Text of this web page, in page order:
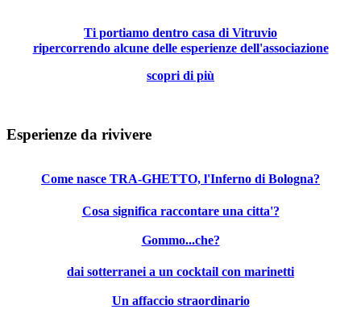
Ti portiamo dentro casa di Vitruvio
ripercorrendo alcune delle esperienze dell'associazione
scopri di più
Esperienze da rivivere
Come nasce TRA-GHETTO, l'Inferno di Bologna?
Cosa significa raccontare una citta'?
Gommo...che?
dai sotterranei a un cocktail con marinetti
Un affaccio straordinario